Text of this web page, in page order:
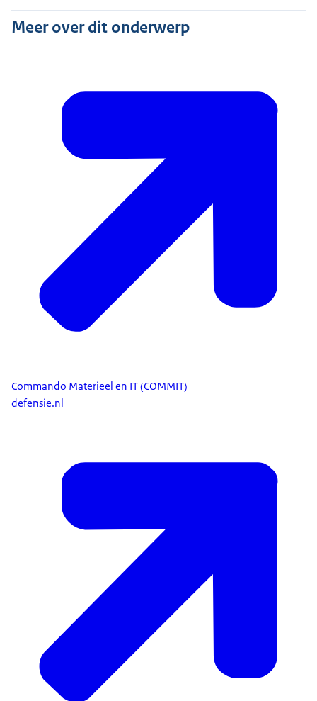
Meer over dit onderwerp
Commando Materieel en IT (COMMIT)
defensie.nl